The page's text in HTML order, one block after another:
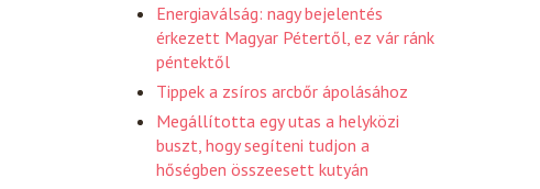
Energiaválság: nagy bejelentés
érkezett Magyar Pétertől, ez vár ránk
péntektől
Tippek a zsíros arcbőr ápolásához
Megállította egy utas a helyközi
buszt, hogy segíteni tudjon a
hőségben összeesett kutyán